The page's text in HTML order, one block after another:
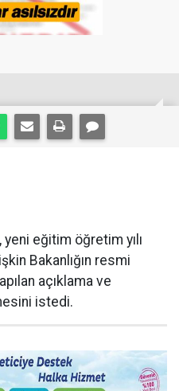
yeni eğitim öğretim yılı
Bakanlığın resmi
açıklama ve
istedi.